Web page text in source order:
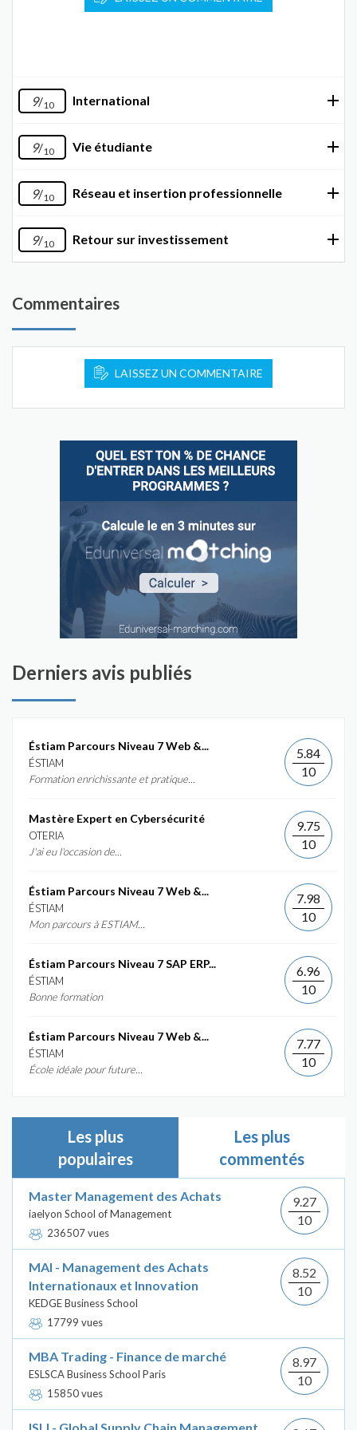
9/10 International
9/10 Vie étudiante
9/10 Réseau et insertion professionnelle
9/10 Retour sur investissement
Commentaires
LAISSEZ UN COMMENTAIRE
Derniers avis publiés
Éstiam Parcours Niveau 7 Web &...
ÉSTIAM
Formation enrichissante et pratique...
5.84
10
Mastère Expert en Cybersécurité
OTERIA
J'ai eu l'occasion de...
9.75
10
Éstiam Parcours Niveau 7 Web &...
ÉSTIAM
Mon parcours à ESTIAM...
7.98
10
Éstiam Parcours Niveau 7 SAP ERP...
ÉSTIAM
Bonne formation
6.96
10
Éstiam Parcours Niveau 7 Web &...
ÉSTIAM
École idéale pour future...
7.77
10
Les plus
populaires
Les plus
commentés
Master Management des Achats
iaelyon School of Management
236507 vues
9.27
10
MAI - Management des Achats
Internationaux et Innovation
KEDGE Business School
17799 vues
8.52
10
MBA Trading - Finance de marché
ESLSCA Business School Paris
15850 vues
8.97
10